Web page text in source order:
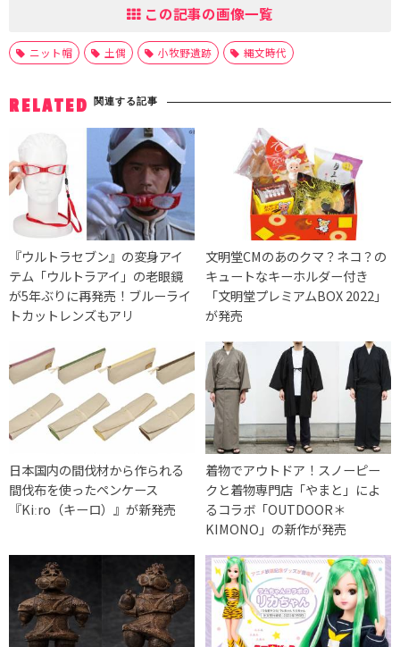
この記事の画像一覧
ニット帽 土偶 小牧野遺跡 縄文時代
RELATED 関連する記事
『ウルトラセブン』の変身アイ
テム「ウルトラアイ」の老眼鏡
が5年ぶりに再発売！ブルーライ
トカットレンズもアリ
文明堂CMのあのクマ？ネコ？の
キュートなキーホルダー付き
「文明堂プレミアムBOX 2022」
が発売
日本国内の間伐材から作られる
間伐布を使ったペンケース
『Kiːro（キーロ）』が新発売
着物でアウトドア！スノーピー
クと着物専門店「やまと」によ
るコラボ「OUTDOOR＊
KIMONO」の新作が発売